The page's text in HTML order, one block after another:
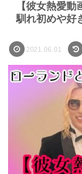
【彼女熱愛
馴れ初めや好
2021.06.01